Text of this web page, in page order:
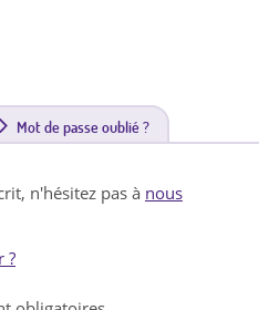
Mot de passe oublié ?
n'hésitez pas à nous
?